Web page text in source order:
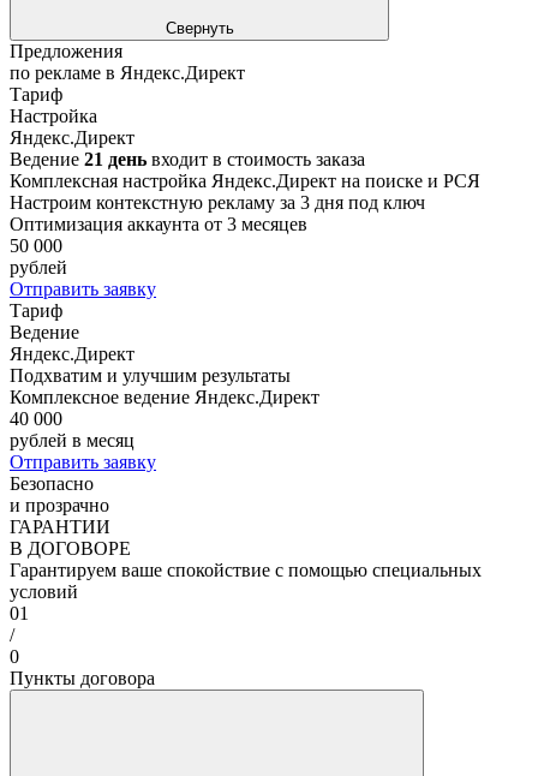
Свернуть
Предложения
по рекламе в Яндекс.Директ
Тариф
Настройка
Яндекс.Директ
Ведение 21 день входит в стоимость заказа
Комплексная настройка Яндекс.Директ на поиске и РСЯ
Настроим контекстную рекламу за 3 дня под ключ
Оптимизация аккаунта от 3 месяцев
50 000
рублей
Отправить заявку
Тариф
Ведение
Яндекс.Директ
Подхватим и улучшим результаты
Комплексное ведение Яндекс.Директ
40 000
рублей в месяц
Отправить заявку
Безопасно
и прозрачно
ГАРАНТИИ
В ДОГОВОРЕ
Гарантируем ваше спокойствие с помощью специальных
условий
01
/
0
Пункты договора